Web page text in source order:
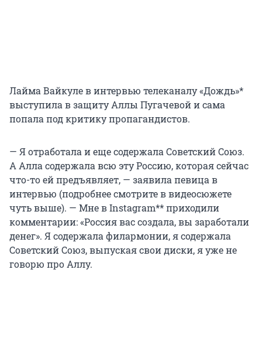
Лайма Вайкуле в интервью телеканалу «Дождь»*
выступила в защиту Аллы Пугачевой и сама
попала под критику пропагандистов.
— Я отработала и еще содержала Советский Союз.
А Алла содержала всю эту Россию, которая сейчас
что-то ей предъявляет, — заявила певица в
интервью (подробнее смотрите в видеосюжете
чуть выше). — Мне в Instagram** приходили
комментарии: «Россия вас создала, вы заработали
денег». Я содержала филармонии, я содержала
Советский Союз, выпуская свои диски, я уже не
говорю про Аллу.